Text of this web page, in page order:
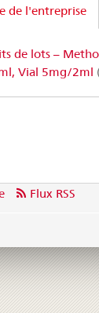
de l'entreprise
de lots –
Vial 5mg/2ml
Flux RSS